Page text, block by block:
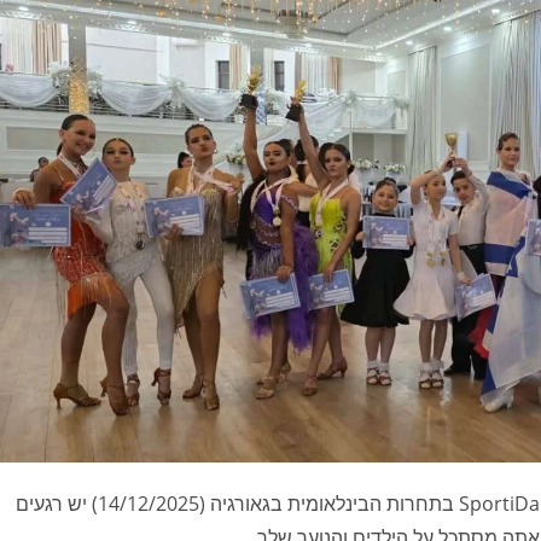
משלחת מעפולה כבשה את טביליסי: הישג ענק לרקדני SportiDance בתחרות הבינלאומית בגאורגיה (14/12/2025) יש רגעים